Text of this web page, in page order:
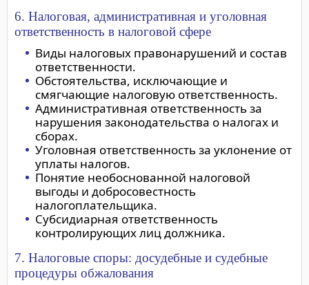
6. Налоговая, административная и уголовная
ответственность в налоговой сфере
Виды налоговых правонарушений и состав
ответственности.
Обстоятельства, исключающие и
смягчающие налоговую ответственность.
Административная ответственность за
нарушения законодательства о налогах и
сборах.
Уголовная ответственность за уклонение от
уплаты налогов.
Понятие необоснованной налоговой
выгоды и добросовестность
налогоплательщика.
Субсидиарная ответственность
контролирующих лиц должника.
7. Налоговые споры: досудебные и судебные
процедуры обжалования